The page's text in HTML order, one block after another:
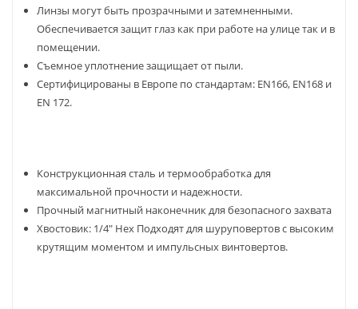
Линзы могут быть прозрачными и затемненными.
Обеспечивается защит глаз как при работе на улице так и в
помещении.
Съемное уплотнение защищает от пыли.
Сертифицированы в Европе по стандартам: EN166, EN168 и
EN 172.
Конструкционная сталь и термообработка для
максимальной прочности и надежности.
Прочный магнитный наконечник для безопасного захвата
Хвостовик: 1/4" Hex Подходят для шуруповертов с высоким
крутящим моментом и импульсных винтовертов.